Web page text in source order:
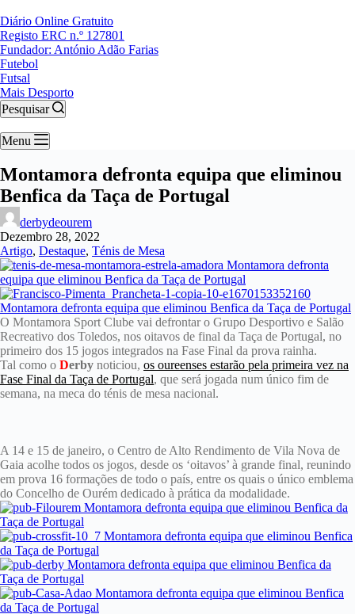
Diário Online Gratuito
Registo ERC n.º 127801
Fundador: António Adão Farias
Futebol
Futsal
Mais Desporto
Pesquisar
Menu
Montamora defronta equipa que eliminou
Benfica da Taça de Portugal
derbydeourem
Dezembro 28, 2022
Artigo, Destaque, Ténis de Mesa
O Montamora Sport Clube vai defrontar o Grupo Desportivo e Salão
Recreativo dos Toledos, nos oitavos de final da Taça de Portugal, no
primeiro dos 15 jogos integrados na Fase Final da prova rainha.
Tal como o Derby noticiou, os oureenses estarão pela primeira vez na
Fase Final da Taça de Portugal, que será jogada num único fim de
semana, na meca do ténis de mesa nacional.
A 14 e 15 de janeiro, o Centro de Alto Rendimento de Vila Nova de
Gaia acolhe todos os jogos, desde os ‘oitavos’ à grande final, reunindo
em prova 16 formações de todo o país, entre os quais o único emblema
do Concelho de Ourém dedicado à prática da modalidade.